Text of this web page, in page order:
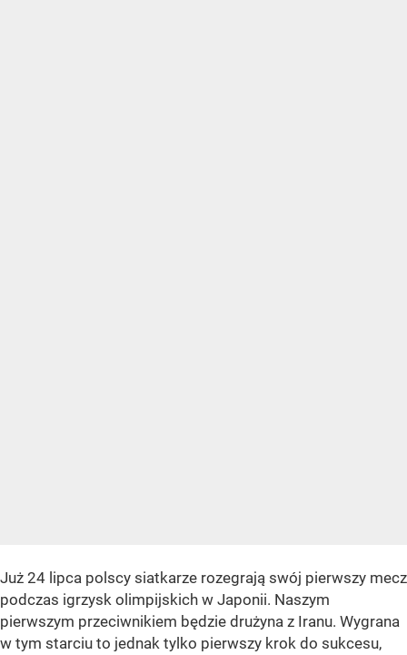
Już 24 lipca polscy siatkarze rozegrają swój pierwszy mecz
podczas igrzysk olimpijskich w Japonii. Naszym
pierwszym przeciwnikiem będzie drużyna z Iranu. Wygrana
w tym starciu to jednak tylko pierwszy krok do sukcesu,